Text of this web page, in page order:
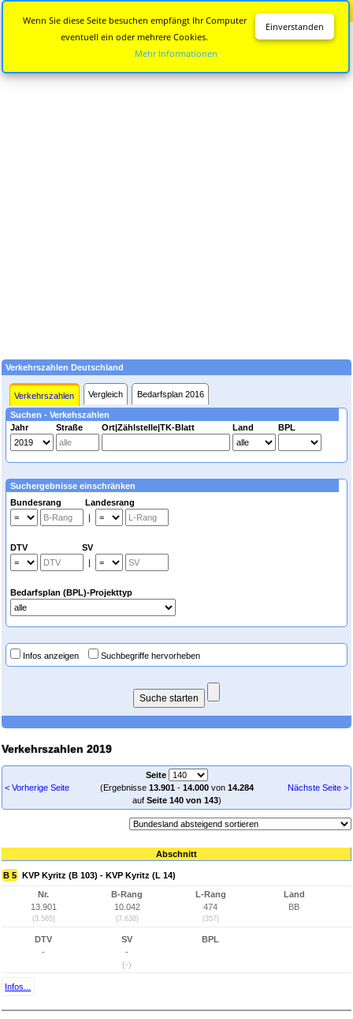
Verkehrszahlen Deutschland
Verkehrszahlen Vergleich Bedarfsplan 2016
Suchen - Verkehszahlen
Jahr
Straße Ort|Zählstelle|TK-Blatt Land BPL
Suchergebnisse einschränken
Bundesrang Landesrang
|
DTV SV
|
Bedarfsplan (BPL)-Projekttyp
Infos anzeigen Suchbegriffe hervorheben
Verkehrszahlen 2019
< Vorherige Seite
Seite
(Ergebnisse 13.901- 14.000von 14.284
auf Seite 140 von 143)
Nächste Seite >
Abschnitt
B 5 KVP Kyritz (B 103) - KVP Kyritz (L 14)
Nr.
13.901
(3.565)
B-Rang
10.042
(7.638)
L-Rang
474
(357)
Land
BB
DTV
-
SV
-
(-)
BPL
Infos...
Einverstanden
Wenn Sie diese Seite besuchen empfängt Ihr Computer
eventuell ein oder mehrere Cookies.
Mehr Informationen